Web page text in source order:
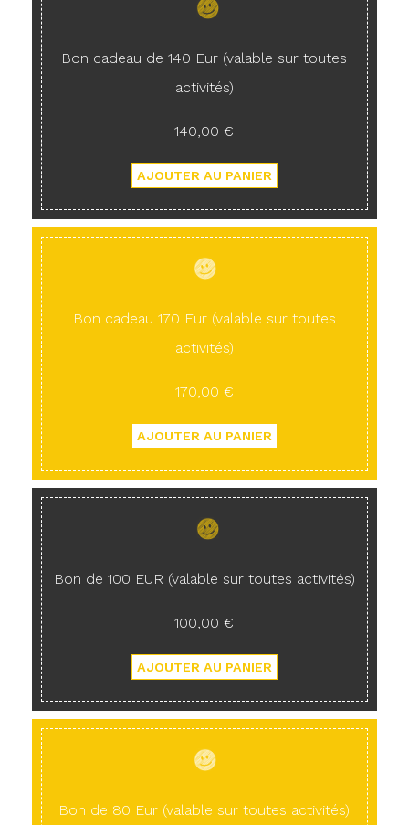
Bon cadeau de 140 Eur (valable sur toutes
activités)
140,00 €
Bon cadeau 170 Eur (valable sur toutes
activités)
170,00 €
Bon de 100 EUR (valable sur toutes activités)
100,00 €
Bon de 80 Eur (valable sur toutes activités)